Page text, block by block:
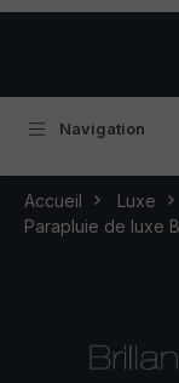
Navigation
Accueil Luxe
Parapluie de luxe